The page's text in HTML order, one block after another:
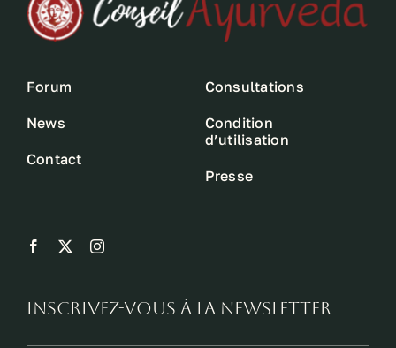
Forum
News
Contact
Consultations
Condition
d’utilisation
Presse
Inscrivez-vous à la newsletter